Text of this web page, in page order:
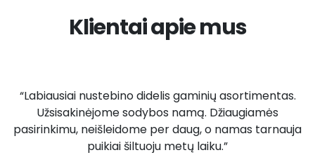
Klientai apie mus
“Labiausiai nustebino didelis gaminių asortimentas.
Užsisakinėjome sodybos namą. Džiaugiamės
pasirinkimu, neišleidome per daug, o namas tarnauja
puikiai šiltuoju metų laiku.”